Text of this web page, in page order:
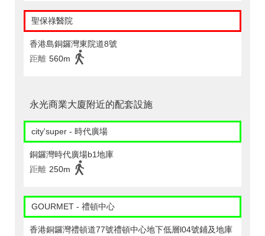
聖保祿醫院
香港島銅鑼灣東院道8號
距離 560m
永光商業大廈附近的配套設施
city'super - 時代廣場
銅鑼灣時代廣場b1地庫
距離 250m
GOURMET - 禮頓中心
香港銅鑼灣禮頓道77號禮頓中心地下低層l04號鋪及地庫